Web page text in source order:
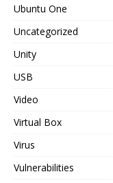
Ubuntu One
Uncategorized
Unity
USB
Video
Virtual Box
Virus
Vulnerabilities